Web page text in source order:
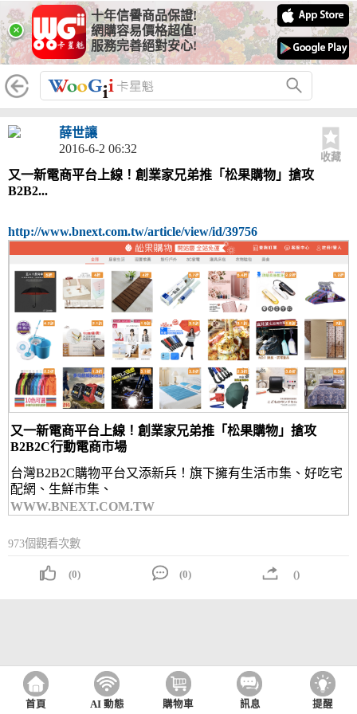
×
十年信譽商品保證!
網購容易價格超值!
服務完善絕對安心!
薛世讓
2016-6-2 06:32
收藏
又一新電商平台上線！創業家兄弟推「松果購物」搶攻
B2B2...
http://www.bnext.com.tw/article/view/id/39756
又一新電商平台上線！創業家兄弟推「松果購物」搶攻
B2B2C行動電商市場
台灣B2B2C購物平台又添新兵！旗下擁有生活市集、好吃宅
配網、生鮮市集、
WWW.BNEXT.COM.TW
973個觀看次數
(0) (0) ()
首頁 AI 動態 購物車 訊息 提醒